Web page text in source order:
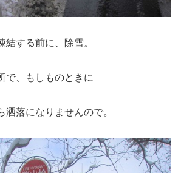
結する前に、除雪。
で、もしものときに
洒落になりませんので。